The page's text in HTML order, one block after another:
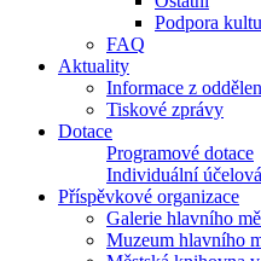
Podpora
FAQ
Aktuality
Informace z
Tiskové zprávy
Dotace
Programové dotace
Individuální
Příspěvkové organizace
Galerie hlavního
Muzeum hlavního